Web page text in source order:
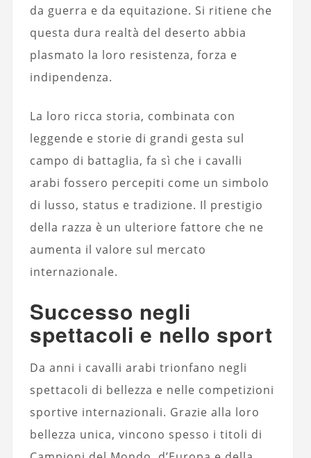
da guerra e da equitazione. Si ritiene che
questa dura realtà del deserto abbia
plasmato la loro resistenza, forza e
indipendenza.
La loro ricca storia, combinata con
leggende e storie di grandi gesta sul
campo di battaglia, fa sì che i cavalli
arabi fossero percepiti come un simbolo
di lusso, status e tradizione. Il prestigio
della razza è un ulteriore fattore che ne
aumenta il valore sul mercato
internazionale.
Successo negli
spettacoli e nello sport
Da anni i cavalli arabi trionfano negli
spettacoli di bellezza e nelle competizioni
sportive internazionali. Grazie alla loro
bellezza unica, vincono spesso i titoli di